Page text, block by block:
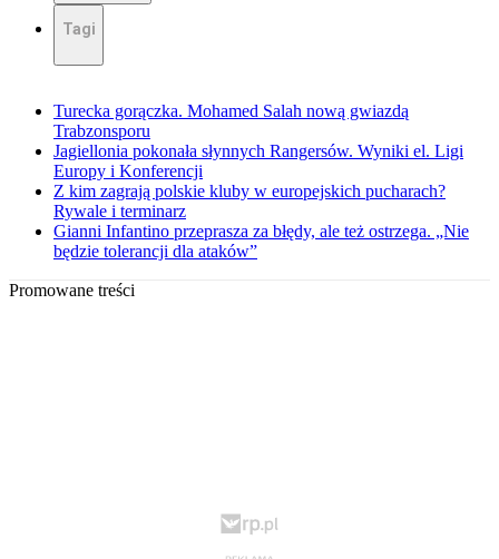
Tagi
Turecka gorączka. Mohamed Salah nową gwiazdą
Trabzonsporu
Jagiellonia pokonała słynnych Rangersów. Wyniki el. Ligi
Europy i Konferencji
Z kim zagrają polskie kluby w europejskich pucharach?
Rywale i terminarz
Gianni Infantino przeprasza za błędy, ale też ostrzega. „Nie
będzie tolerancji dla ataków”
Promowane treści